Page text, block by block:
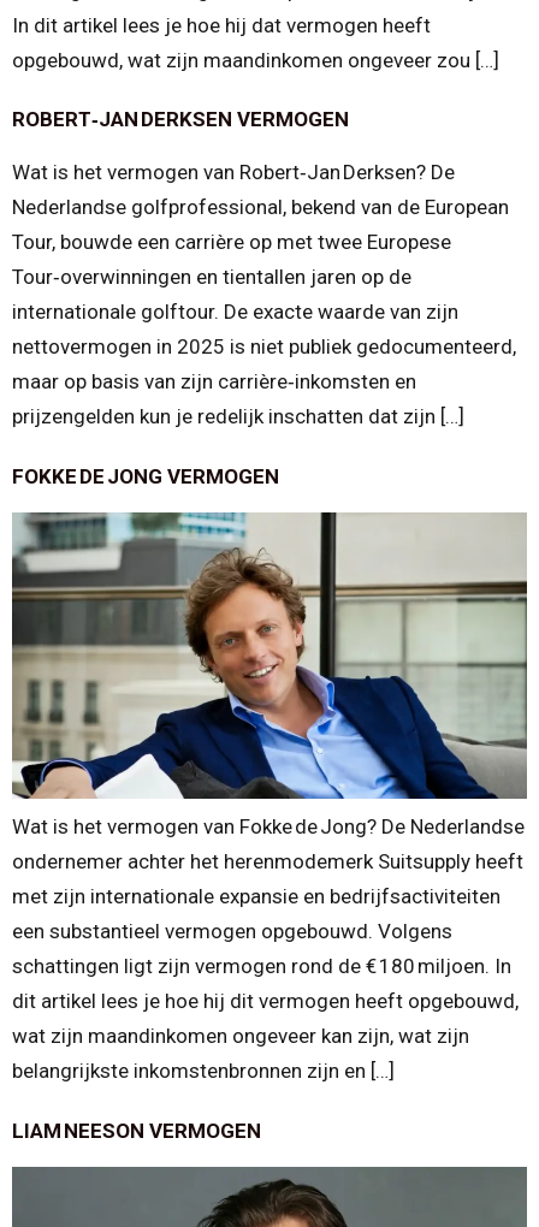
In dit artikel lees je hoe hij dat vermogen heeft
opgebouwd, wat zijn maandinkomen ongeveer zou […]
ROBERT‑JAN DERKSEN VERMOGEN
Wat is het vermogen van Robert‑Jan Derksen? De
Nederlandse golfprofessional, bekend van de European
Tour, bouwde een carrière op met twee Europese
Tour‑overwinningen en tientallen jaren op de
internationale golftour. De exacte waarde van zijn
nettovermogen in 2025 is niet publiek gedocumenteerd,
maar op basis van zijn carrière‑inkomsten en
prijzengelden kun je redelijk inschatten dat zijn […]
FOKKE DE JONG VERMOGEN
Wat is het vermogen van Fokke de Jong? De Nederlandse
ondernemer achter het herenmodemerk Suitsupply heeft
met zijn internationale expansie en bedrijfsactiviteiten
een substantieel vermogen opgebouwd. Volgens
schattingen ligt zijn vermogen rond de € 180 miljoen. In
dit artikel lees je hoe hij dit vermogen heeft opgebouwd,
wat zijn maandinkomen ongeveer kan zijn, wat zijn
belangrijkste inkomstenbronnen zijn en […]
LIAM NEESON VERMOGEN